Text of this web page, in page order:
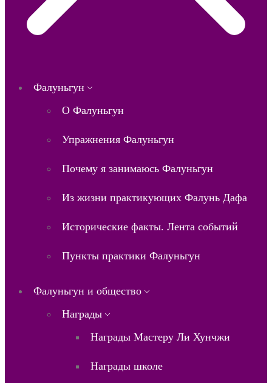
Фалуньгун
О Фалуньгун
Упражнения Фалуньгун
Почему я занимаюсь Фалуньгун
Из жизни практикующих Фалунь Дафа
Исторические факты. Лента событий
Пункты практики Фалуньгун
Фалуньгун и общество
Награды
Награды Мастеру Ли Хунчжи
Награды школе